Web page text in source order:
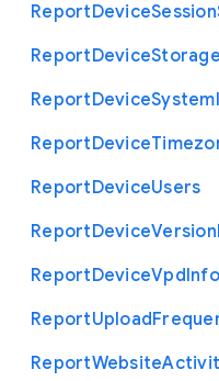
ReportDeviceSession
ReportDeviceStorage
ReportDeviceSystem
ReportDevice
ReportDeviceUsers
ReportDeviceVersion
ReportDeviceVpdInfo
ReportUpload
ReportWebsite